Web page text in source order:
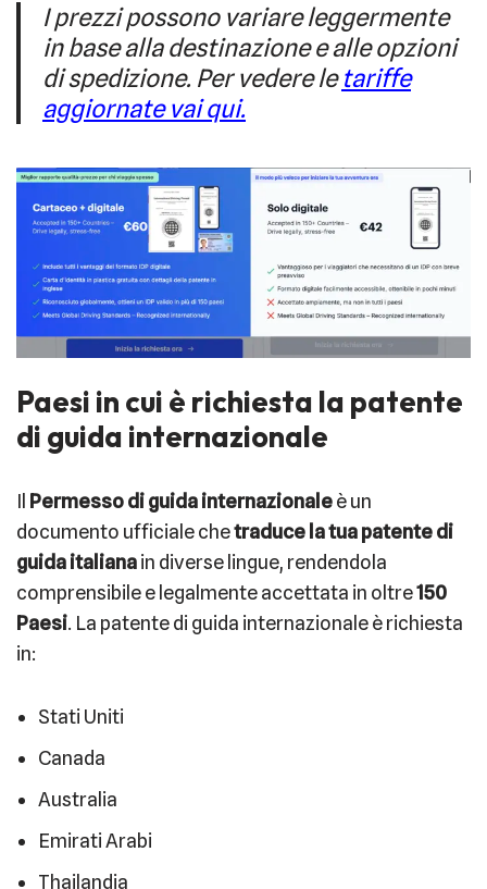
I prezzi possono variare leggermente
in base alla destinazione e alle opzioni
di spedizione. Per vedere letariffe
aggiornate vai qui.
Paesi in cui è richiesta la patente
di guida internazionale
Il Permesso di guida internazionaleè un
documento ufficiale chetraduce la tua patente di
guida italianain diverse lingue, rendendola
comprensibile e legalmente accettata in oltre150
Paesi. La patente di guida internazionale è richiesta
in:
Stati Uniti
Canada
Australia
Emirati Arabi
Thailandia